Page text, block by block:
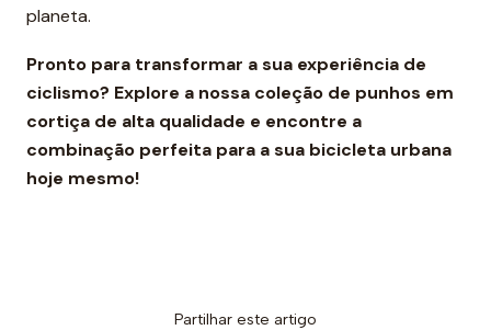
planeta.
Pronto para transformar a sua experiência de
ciclismo? Explore a nossa coleção de punhos em
cortiça de alta qualidade e encontre a
combinação perfeita para a sua bicicleta urbana
hoje mesmo!
Partilhar este artigo